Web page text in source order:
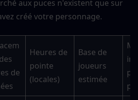
aux puces n'existent que sur
créé votre personnage.
de
Heures de
pointe
(locales)
Base de
joueurs
estimée